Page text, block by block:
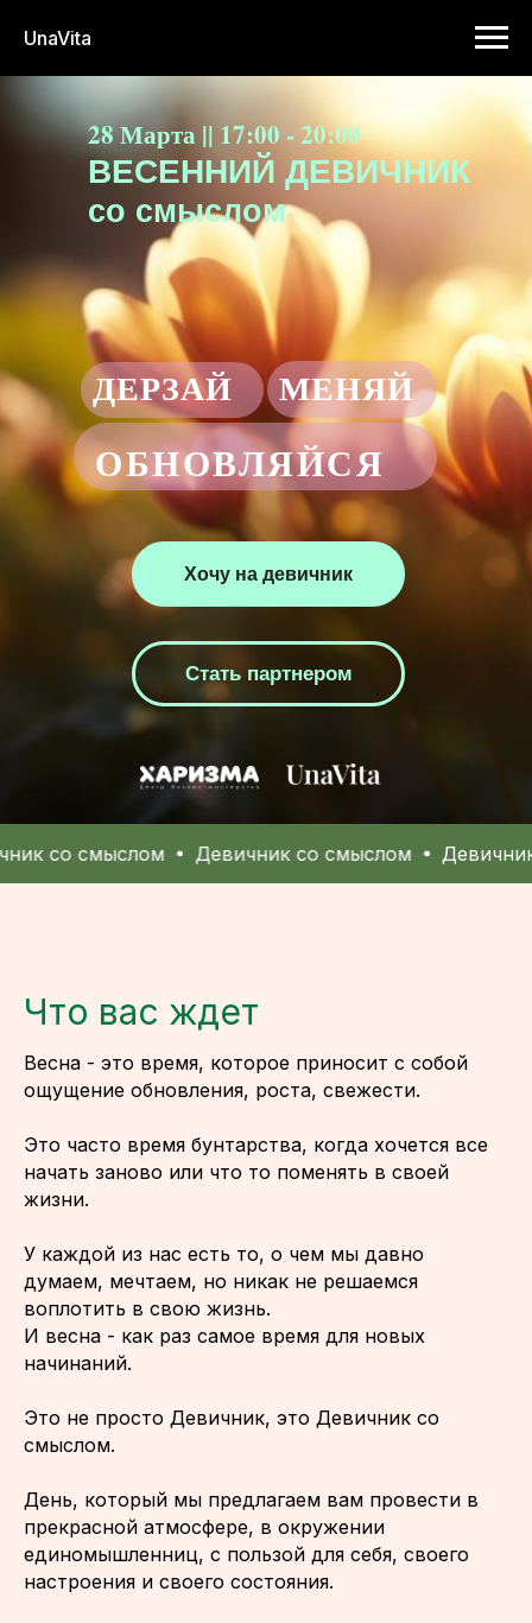
UnaVita
ВЕСЕННИЙ ДЕВИЧНИК
со смыслом
28 Марта || 17:00 - 20:00
Хочу на девичник
Стать партнером
ДЕРЗАЙ МЕНЯЙ
ОБНОВЛЯЙСЯ
смыслом Девичник со смыслом Девичник со
Что вас ждет
Весна - это время, которое приносит с собой
ощущение обновления, роста, свежести.
Это часто время бунтарства, когда хочется все
начать заново или что то поменять в своей
жизни.
У каждой из нас есть то, о чем мы давно
думаем, мечтаем, но никак не решаемся
воплотить в свою жизнь.
И весна - как раз самое время для новых
начинаний.
Это не просто Девичник, это Девичник со
смыслом.
День, который мы предлагаем вам провести в
прекрасной атмосфере, в окружении
единомышленниц, с пользой для себя, своего
настроения и своего состояния.